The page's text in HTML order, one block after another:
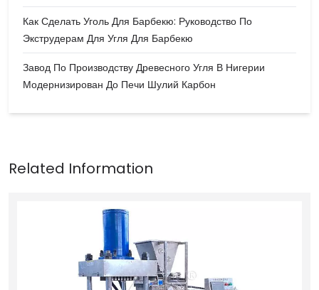
Как Сделать Уголь Для Барбекю: Руководство По
Экструдерам Для Угля Для Барбекю
Завод По Производству Древесного Угля В Нигерии
Модернизирован До Печи Шулий Карбон